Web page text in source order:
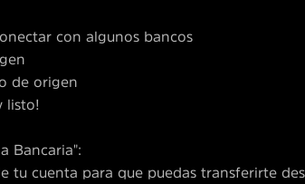
con algunos bancos
de origen
listo!
Bancaria":
tu cuenta para que puedas transferirte